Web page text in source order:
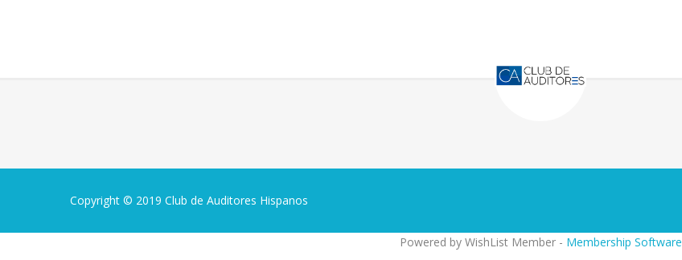
Copyright © 2019 Club de Auditores Hispanos
Powered by WishList Member - Membership Software